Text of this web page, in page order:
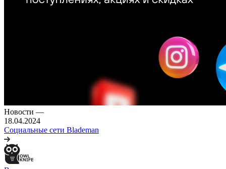
Новости —
18.04.2024
Социальные сети Blademan